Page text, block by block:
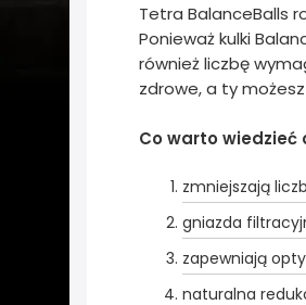
Tetra BalanceBalls
Ponieważ kulki
również liczbę
zdrowe, a ty
Co warto wiedzieć
zmniejszają
gniazda
zapewniają
naturalna